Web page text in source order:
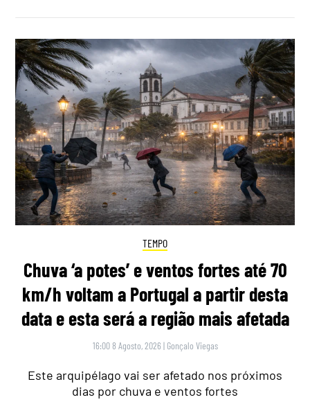
TEMPO
Chuva ‘a potes’ e ventos fortes até 70
km/h voltam a Portugal a partir desta
data e esta será a região mais afetada
16:00 8 Agosto, 2026 | Gonçalo Viegas
Este arquipélago vai ser afetado nos próximos
dias por chuva e ventos fortes